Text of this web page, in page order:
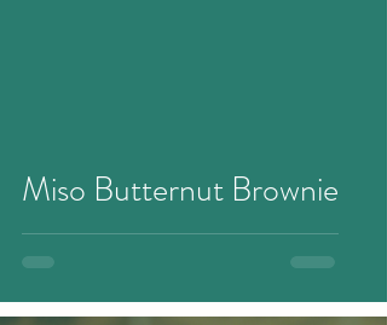
Miso Butternut Brownie